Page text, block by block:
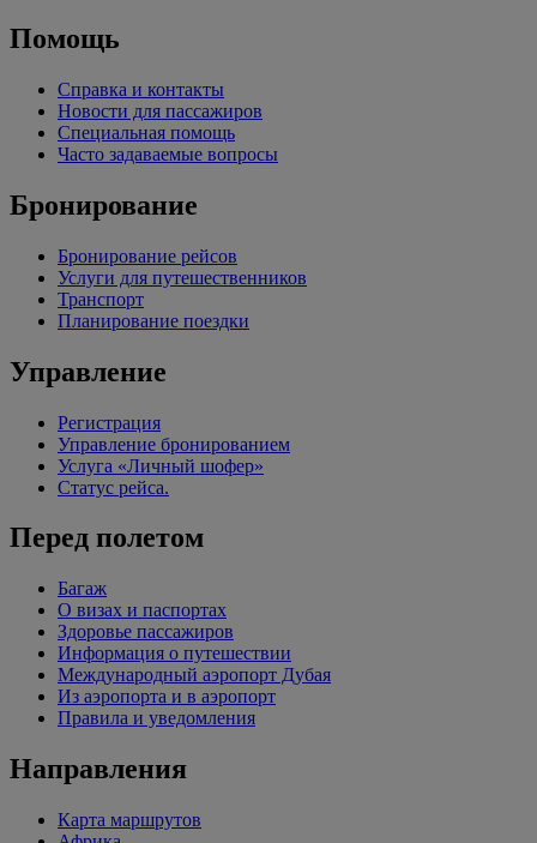
Помощь
Справка и контакты
Новости для пассажиров
Специальная помощь
Часто задаваемые вопросы
Бронирование
Бронирование рейсов
Услуги для путешественников
Транспорт
Планирование поездки
Управление
Регистрация
Управление бронированием
Услуга «Личный шофер»
Статус рейса.
Перед полетом
Багаж
О визах и паспортах
Здоровье пассажиров
Информация о путешествии
Международный аэропорт Дубая
Из аэропорта и в аэропорт
Правила и уведомления
Направления
Карта маршрутов